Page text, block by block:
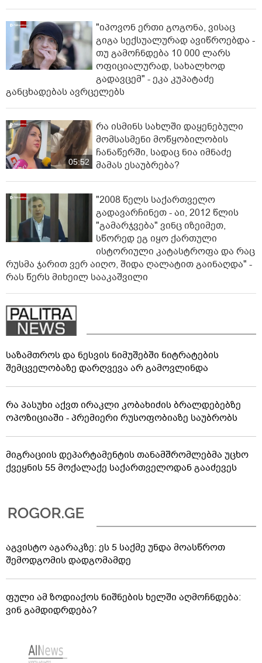
"იპოვონ ერთი გოგონა, ვისაც
გიგა სექსუალურად ავიწროებდა -
თუ გამოჩნდება 10 000 ლარს
ოფიციალურად, სახალხოდ
გადავცემ" - ეკა კუპატაძე
განცხადებას ავრცელებს
05:52
რა ისმინს სახლში დაყენებული
მომსასმენი მოწყობილობის
ჩანაწერში, სადაც ნია იმნაძე
მამას ესაუბრება?
"2008 წელს საქართველო
გადავარჩინეთ - აი, 2012 წლის
"გამარჯვება" ვინც იზეიმეთ,
სწორედ ეგ იყო ქართული
ისტორიული კატასტროფა და რაც
რუსმა ჯარით ვერ აიღო, შიდა ღალატით გაინაღდა" -
რას წერს მიხეილ სააკაშვილი
საზამთროს და ნესვის ნიმუშებში ნიტრატების
შემცველობაზე დარღვევა არ გამოვლინდა
რა პასუხი აქვთ ირაკლი კობახიძის ბრალდებებზე
ოპოზიციაში - პრემიერი რუსოფობიაზე საუბრობს
მიგრაციის დეპარტამენტის თანამშრომლებმა უცხო
ქვეყნის 55 მოქალაქე საქართველოდან გააძევეს
აგვისტო აგარაკზე: ეს 5 საქმე უნდა მოასწროთ
შემოდგომის დადგომამდე
ფული ამ ზოდიაქოს ნიშნების ხელში აღმოჩნდება:
ვინ გამდიდრდება?